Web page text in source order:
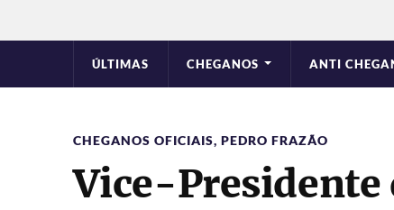
ÚLTIMAS CHEGANOS ANTI
CHEGANOS OFICIAIS, PEDRO FRAZÃO
Vice-Presidente